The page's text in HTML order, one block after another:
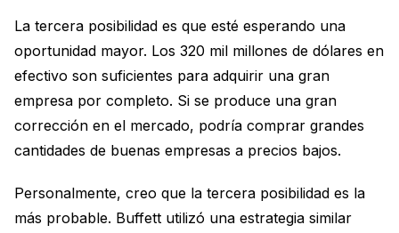
La tercera posibilidad es que esté esperando una
oportunidad mayor. Los 320 mil millones de dólares en
efectivo son suficientes para adquirir una gran
empresa por completo. Si se produce una gran
corrección en el mercado, podría comprar grandes
cantidades de buenas empresas a precios bajos.
Personalmente, creo que la tercera posibilidad es la
más probable. Buffett utilizó una estrategia similar